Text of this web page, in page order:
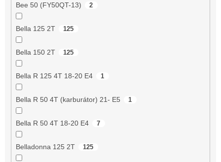
Bee 50 (FY50QT-13) 2
Bella 125 2T 125
Bella 150 2T 125
Bella R 125 4T 18-20 E4 1
Bella R 50 4T (karburátor) 21- E5 1
Bella R 50 4T 18-20 E4 7
Belladonna 125 2T 125